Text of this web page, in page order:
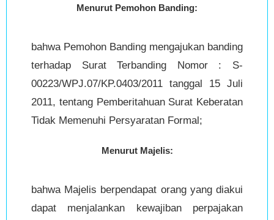
Menurut Pemohon Banding:
bahwa Pemohon Banding mengajukan banding
terhadap Surat Terbanding Nomor : S-
00223/WPJ.07/KP.0403/2011 tanggal 15 Juli
2011, tentang Pemberitahuan Surat Keberatan
Tidak Memenuhi Persyaratan Formal;
Menurut Majelis:
bahwa Majelis berpendapat orang yang diakui
dapat menjalankan kewajiban perpajakan